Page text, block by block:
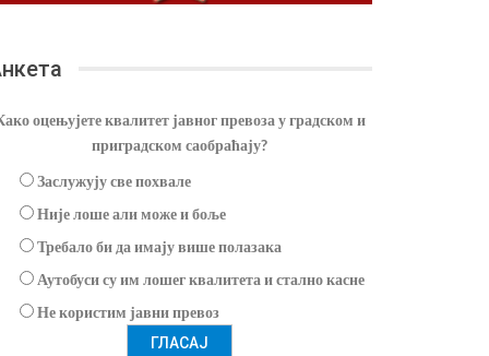
оцењујете квалитет јавног превоза у градском и
приградском саобраћају?
Заслужују све похвале
Није лоше али може и боље
Требало би да имају више полазака
Аутобуси су им лошег квалитета и стално касне
Не користим јавни превоз